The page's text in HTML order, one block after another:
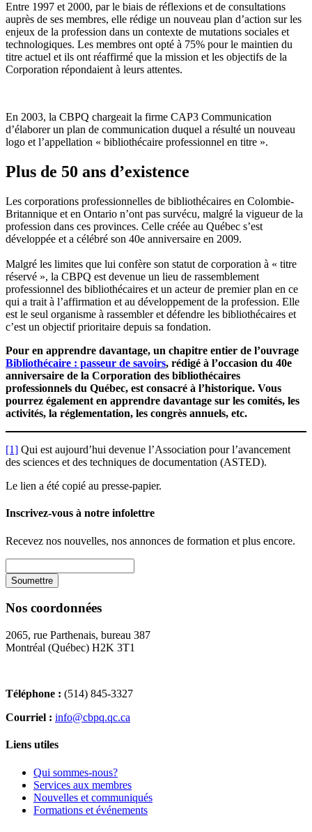
Entre 1997 et 2000, par le biais de réflexions et de consultations
auprès de ses membres, elle rédige un nouveau plan d’action sur les
enjeux de la profession dans un contexte de mutations sociales et
technologiques. Les membres ont opté à 75% pour le maintien du
titre actuel et ils ont réaffirmé que la mission et les objectifs de la
Corporation répondaient à leurs attentes.
En 2003, la CBPQ chargeait la firme CAP3 Communication
d’élaborer un plan de communication duquel a résulté un nouveau
logo et l’appellation « bibliothécaire professionnel en titre ».
Plus de 50 ans d’existence
Les corporations professionnelles de bibliothécaires en Colombie-
Britannique et en Ontario n’ont pas survécu, malgré la vigueur de la
profession dans ces provinces. Celle créée au Québec s’est
développée et a célébré son 40e anniversaire en 2009.
Malgré les limites que lui confère son statut de corporation à « titre
réservé », la CBPQ est devenue un lieu de rassemblement
professionnel des bibliothécaires et un acteur de premier plan en ce
qui a trait à l’affirmation et au développement de la profession. Elle
est le seul organisme à rassembler et défendre les bibliothécaires et
c’est un objectif prioritaire depuis sa fondation.
Pour en apprendre davantage, un chapitre entier de l’ouvrage
Bibliothécaire : passeur de savoirs, rédigé à l’occasion du 40e
anniversaire de la Corporation des bibliothécaires
professionnels du Québec, est consacré à l’historique. Vous
pourrez également en apprendre davantage sur les comités, les
activités, la réglementation, les congrès annuels, etc.
[1] Qui est aujourd’hui devenue l’Association pour l’avancement
des sciences et des techniques de documentation (ASTED).
Le lien a été copié au presse-papier.
Inscrivez-vous à notre infolettre
Recevez nos nouvelles, nos annonces de formation et plus encore.
Nos coordonnées
2065, rue Parthenais, bureau 387
Montréal (Québec) H2K 3T1
Téléphone : (514) 845-3327
Courriel : info@cbpq.qc.ca
Liens utiles
Qui sommes-nous?
Services aux membres
Nouvelles et communiqués
Formations et événements